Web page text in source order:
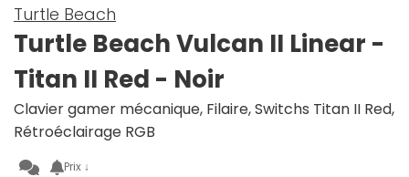
Turtle Beach
Turtle Beach Vulcan II Linear -
Titan II Red - Noir
Clavier gamer mécanique, Filaire, Switchs Titan II Red,
Rétroéclairage RGB
Prix ↓